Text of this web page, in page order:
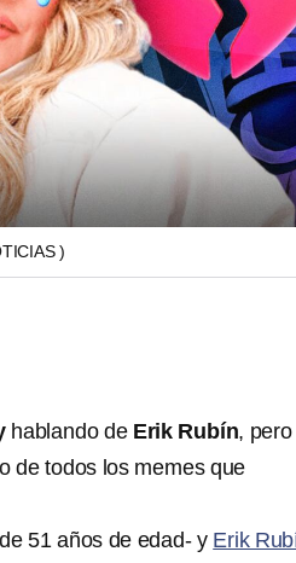
)
hablando de Erik Rubín,
de todos los memes que
51 años de edad- y Erik